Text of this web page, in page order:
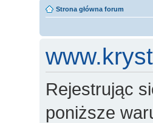
Strona główna forum
Rejestrując
poniższe